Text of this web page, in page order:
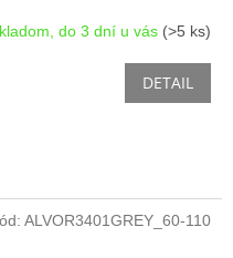
do 3 dní u vás (>5 ks)
DETAIL
ALVOR3401GREY_60-110